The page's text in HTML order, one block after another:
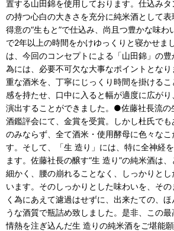
置する山田錦を使用しております。仕込み
の持つ心白の大きさを充分に純米酒として
得意の“生もと”で仕込み、尚且つ豊かな味わ
で2年以上の時間をかけゆっくりと寝かせま
は、今回のコンセプトによる「山田錦」の
為には、必要不可欠な大事なポイントとな
重な酒米を、丁寧にじっくり時間を掛ける
感を持たせ、口中に入ると幅が適度に広が
演出することができました。●佐藤社長流
酒鑑評会にて、金賞を受賞。しかし杜氏で
のみならず、全て酒米・使用酵母に色々なこ
す。そして、「生 造り」には、特に全神経
ます。佐藤社長の醸す“生 造り”の純米酒は
細かく、腰の崩れることなく、しっかりと
います。そのしっかりとした味わいを、そ
く為にあえて濾過はせずに、出来たての、
うな酒質で瓶詰め致しました。是非、この最
情熱を注ぎ込んだ生 造りの純米酒をご堪能願